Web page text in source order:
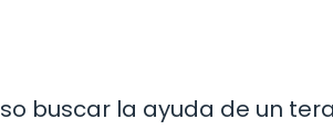
buscar la ayuda de un